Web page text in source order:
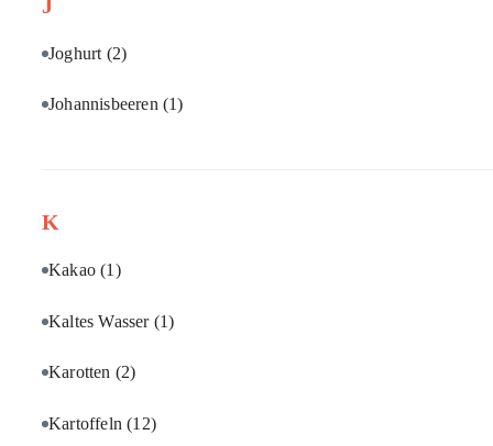
J
Joghurt (2)
Johannisbeeren (1)
K
Kakao(1)
Kaltes Wasser (1)
Karotten (2)
Kartoffeln(12)